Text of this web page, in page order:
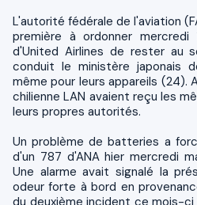
L'autorité fédérale de l'aviation
première à ordonner mercredi
d'United Airlines de rester au
conduit le ministère japonais
même pour leurs appareils (24).
chilienne LAN avaient reçu les
leurs propres autorités.
Un problème de batteries a
d'un 787 d'ANA hier mercredi
Une alarme avait signalé la
odeur forte à bord en
du deuxième incident ce mois-